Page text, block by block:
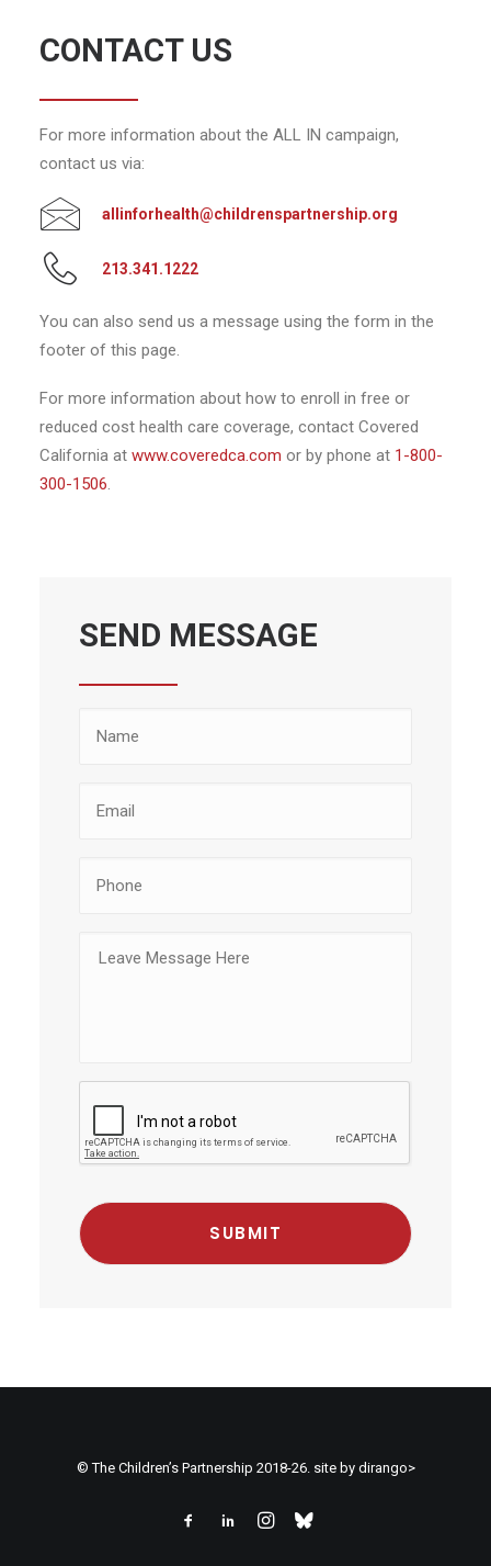
CONTACT US
For more information about the ALL IN campaign,
contact us via:
allinforhealth@childrenspartnership.org
213.341.1222
You can also send us a message using the form in the
footer of this page.
For more information about how to enroll in free or
reduced cost health care coverage, contact Covered
California at www.coveredca.com or by phone at 1-800-
300-1506.
SEND MESSAGE
© The Children’s Partnership 2018-26. site by dirango>